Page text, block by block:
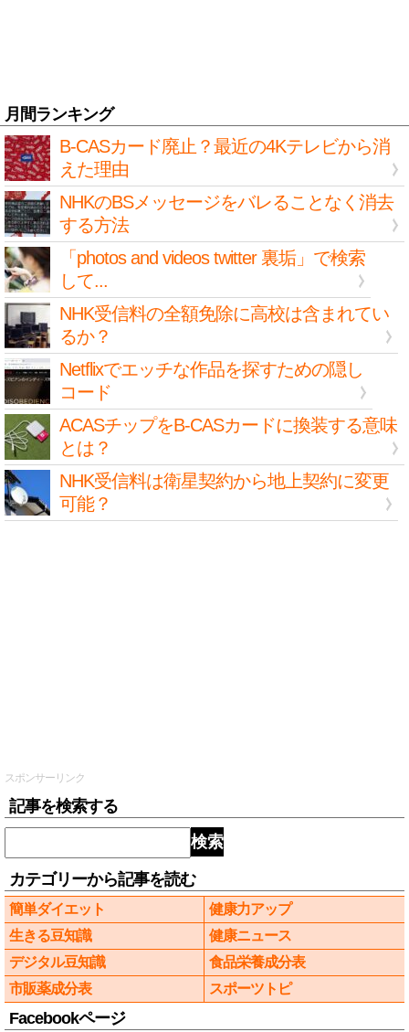
月間ランキング
B-CASカード廃止？最近の4Kテレビから消
えた理由
NHKのBSメッセージをバレることなく消去
する方法
「photos and videos twitter 裏垢」で検索
して...
NHK受信料の全額免除に高校は含まれてい
るか？
Netflixでエッチな作品を探すための隠し
コード
ACASチップをB-CASカードに換装する意味
とは？
NHK受信料は衛星契約から地上契約に変更
可能？
スポンサーリンク
記事を検索する
検索
カテゴリーから記事を読む
簡単ダイエット
健康力アップ
生きる豆知識
健康ニュース
デジタル豆知識
食品栄養成分表
市販薬成分表
スポーツトピ
Facebookページ